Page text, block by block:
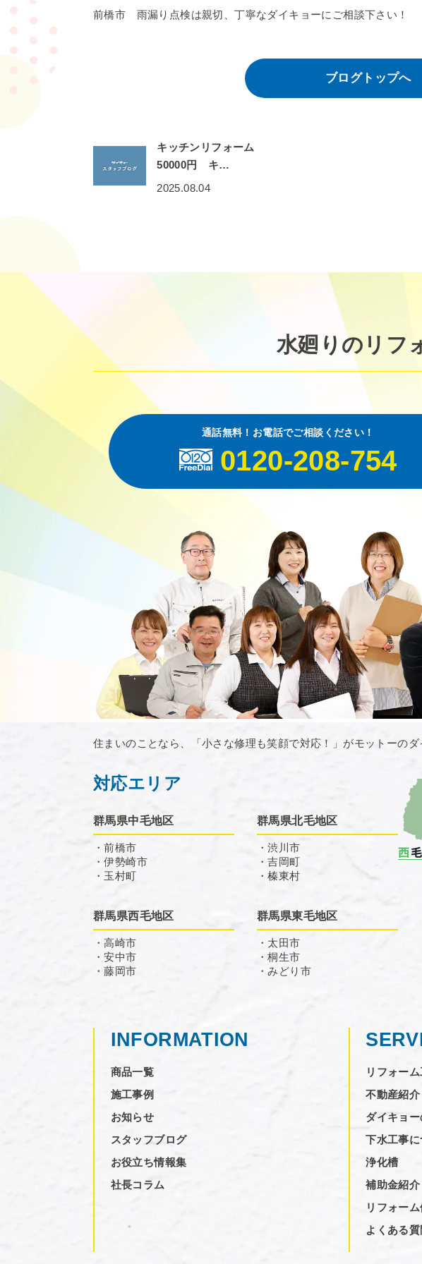
前橋市 雨漏り点検は親切、丁寧なダイキョーにご相談下さい！
ブログトップへ
キッチンリフォーム
50000円 キ…
2025.08.04
水廻りのリフ
通話無料！お電話でご相談ください！
0120-208-754
住まいのことなら、「小さな修理も笑顔で対応！」がモットーのダ
対応エリア
群馬県中毛地区
・前橋市
・伊勢崎市
・玉村町
群馬県北毛地区
・渋川市
・吉岡町
・榛東村
群馬県西毛地区
・高崎市
・安中市
・藤岡市
群馬県東毛地区
・太田市
・桐生市
・みどり市
INFORMATION
商品一覧
施工事例
お知らせ
スタッフブログ
お役立ち情報集
社長コラム
リフォー
不動産紹介
ダイキョ
下水工事に
浄化槽
補助金紹介
リフォー
よくある質